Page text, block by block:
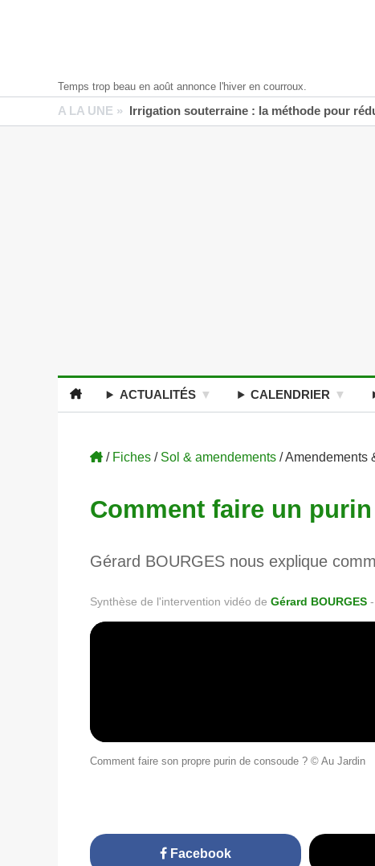
Temps trop beau en août annonce l'hiver en courroux.
A LA UNE » Irrigation souterraine : la méthode pour
ACTUALITÉS CALENDRIER
/ Fiches / Sol & amendements / Amendements
Comment faire un
Gérard BOURGES nous explique
Synthèse de l'intervention vidéo de Gérard BOURGES -
Comment faire son propre purin de consoude ? © Au Jardin
Facebook